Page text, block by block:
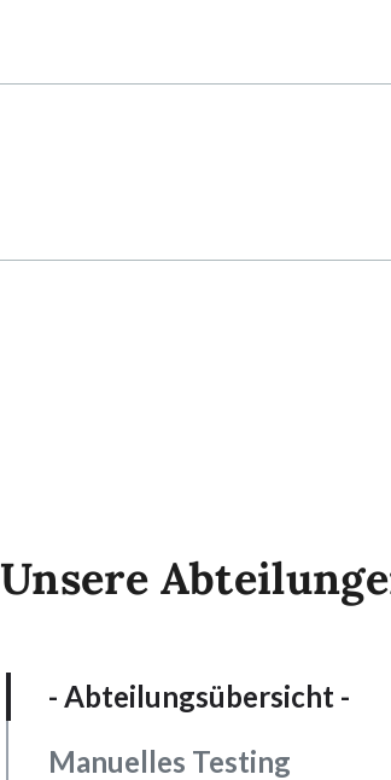
Unsere
- Abteilungsübersicht -
Manuelles Testing